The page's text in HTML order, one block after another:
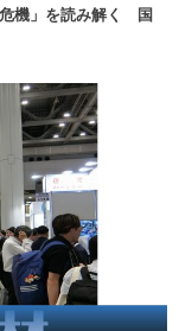
危機」を読み解く 国